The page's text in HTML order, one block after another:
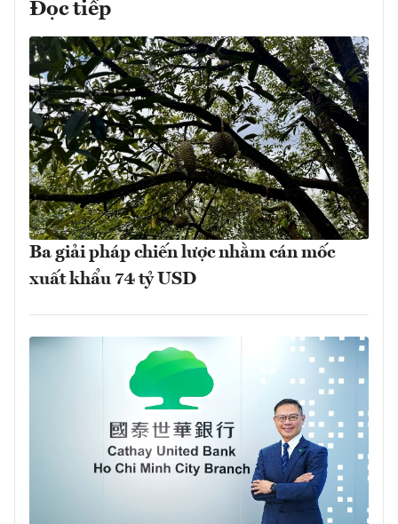
Đọc tiếp
Ba giải pháp chiến lược nhằm cán mốc
xuất khẩu 74 tỷ USD